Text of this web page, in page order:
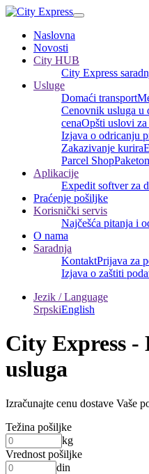
Naslovna
Novosti
City HUB
City Express
Usluge
Domaći transport
Cenovnik usluga u
cenaOpšti uslovi
Izjava o odricanju
Zakazivanje kurira
Parcel Shop
Aplikacije
Expedit softver za
Praćenje pošiljke
Korisnički servis
Najčešća pitanja i
O nama
Saradnja
KontaktPrijava za
Izjava o zaštiti
Jezik / Language
SrpskiEnglish
City Express
usluga
Izračunajte cenu dostave Vaše
Težina pošiljke
kg
Vrednost pošiljke
din